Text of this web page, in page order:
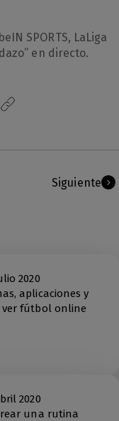
SPORTS, LaLiga
en directo.
Siguiente
2020
aplicaciones y
ver fútbol online
2020
una rutina